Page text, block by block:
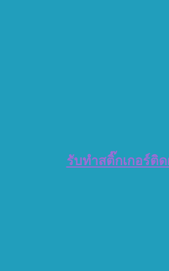
รับทำสติ๊กเกอร์ติ